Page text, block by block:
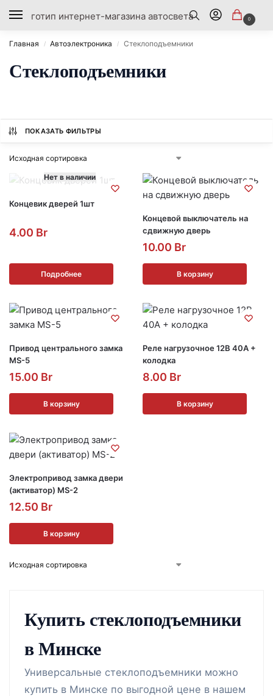
0
Главная / Автоэлектроника / Стеклоподъемники
Стеклоподъемники
ПОКАЗАТЬ ФИЛЬТРЫ
Нет в наличии
Концевик дверей 1шт
4.00 Br
Подробнее
Концевой выключатель на
сдвижную дверь
10.00 Br
В корзину
Привод центрального замка
MS-5
15.00 Br
В корзину
Реле нагрузочное 12В 40А +
колодка
8.00 Br
В корзину
Электропривод замка двери
(активатор) MS-2
12.50 Br
В корзину
Купить стеклоподъемники
в Минске
Универсальные стеклоподъемники можно
купить в Минске по выгодной цене в нашем